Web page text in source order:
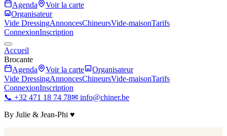
Agenda
Voir la carte
Organisateur
Vide DressingAnnoncesChineursVide-maisonTarifs
ConnexionInscription
Accueil
Brocante
Agenda
Voir la carte
Organisateur
Vide DressingAnnoncesChineursVide-maisonTarifs
ConnexionInscription
📞 +32 471 18 74 78✉ info@chiner.be
By Julie & Jean-Phi ♥